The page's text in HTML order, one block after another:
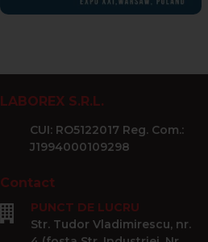
LABOREX S.R.L.
CUI: RO5122017 Reg. Com.:
J1994000109298
Contact
PUNCT DE LUCRU
Str. Tudor Vladimirescu, nr.